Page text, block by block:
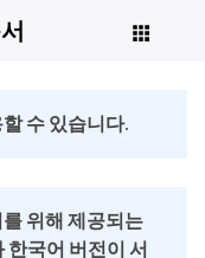
수 있습니다.
위해 제공되는
한국어 버전이 서